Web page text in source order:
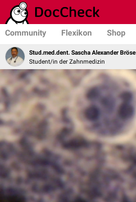
Community Flexikon Shop
Stud.med.dent. Sascha Alexander Bröse
Student/in der Zahnmedizin